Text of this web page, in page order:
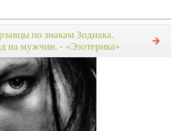
по знакам Зодиака.
на мужчин. - «Эзотерика»